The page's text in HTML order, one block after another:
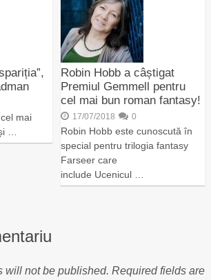
mai
…
Robin Hobb a câștigat
Premiul Gemmell pentru
cel mai bun roman fantasy!
17/07/2018 0
Robin Hobb este cunoscută în
special pentru trilogia fantasy
Farseer care
include Ucenicul …
will not be published. Required fields are